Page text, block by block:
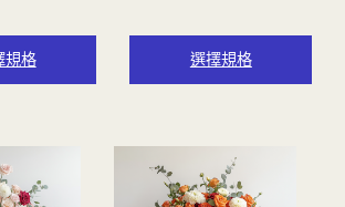
規格 選擇規格